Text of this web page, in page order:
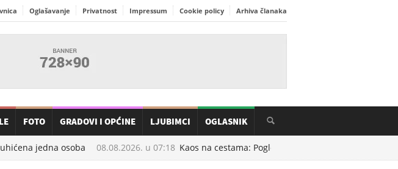
Oglašavanje Privatnost Impressum Cookie policy Arhiva članaka
FOTO GRADOVI I OPĆINE LJUBIMCI OGLASNIK
jedna osoba 08.08.2026. u 07:18 Kaos na cestama: Pogledajte gdje su već sad